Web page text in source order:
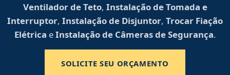
Ventilador de Teto, Instalação de Tomada e
Interruptor, Instalação de Disjuntor, Trocar Fiação
Elétrica eInstalação de Câmeras de Segurança.
SOLICITE SEU ORÇAMENTO